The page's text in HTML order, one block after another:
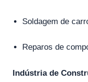
Soldagem de
Reparos de
Indústria de